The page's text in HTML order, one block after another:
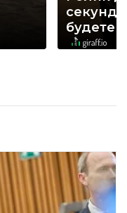
секунд,
будете